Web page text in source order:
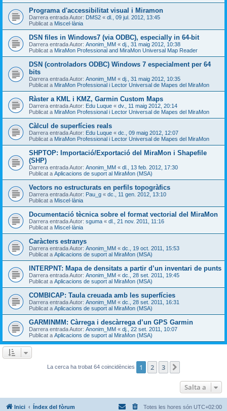
Programa d'accessibilitat visual i Miramon
Darrera entrada Autor: DMS2 « dl., 09 jul. 2012, 13:45
Publicat a Miscel·lània
DSN files in Windows7 (via ODBC), especially in 64-bit
Darrera entrada Autor: Anonim_MM « dj., 31 maig 2012, 10:38
Publicat a MiraMon Professional and MiraMon Universal Map Reader
DSN (controladors ODBC) Windows 7 especialment per 64
bits
Darrera entrada Autor: Anonim_MM « dj., 31 maig 2012, 10:35
Publicat a MiraMon Professional i Lector Universal de Mapes del MiraMon
Ràster a KML i KMZ, Garmin Custom Maps
Darrera entrada Autor: Edu Luque « dv., 11 maig 2012, 20:14
Publicat a MiraMon Professional i Lector Universal de Mapes del MiraMon
Càlcul de superfícies reals
Darrera entrada Autor: Edu Luque « dc., 09 maig 2012, 12:07
Publicat a MiraMon Professional i Lector Universal de Mapes del MiraMon
SHPTOP: Importació/Exportació del MiraMon i Shapefile
(SHP)
Darrera entrada Autor: Anonim_MM « dl., 13 feb. 2012, 17:30
Publicat a Aplicacions de suport al MiraMon (MSA)
Vectors no estructurats en perfils topogràfics
Darrera entrada Autor: Pau_g « dc., 11 gen. 2012, 13:10
Publicat a Miscel·lània
Documentació tècnica sobre el format vectorial del MiraMon
Darrera entrada Autor: sguma « dl., 21 nov. 2011, 11:16
Publicat a Miscel·lània
Caràcters estranys
Darrera entrada Autor: Anonim_MM « dc., 19 oct. 2011, 15:53
Publicat a Aplicacions de suport al MiraMon (MSA)
INTERPNT: Mapa de densitats a partir d’un inventari de punts
Darrera entrada Autor: Anonim_MM « dc., 28 set. 2011, 19:45
Publicat a Aplicacions de suport al MiraMon (MSA)
COMBICAP: Taula creuada amb les superfícies
Darrera entrada Autor: Anonim_MM « dc., 28 set. 2011, 16:31
Publicat a Aplicacions de suport al MiraMon (MSA)
GARMINMM: Càrrega i descàrrega d’un GPS Garmin
Darrera entrada Autor: Anonim_MM « dj., 22 set. 2011, 10:07
Publicat a Aplicacions de suport al MiraMon (MSA)
La cerca ha trobat 64 coincidències 1 2 3
Salta a
Inici Índex del fòrum Totes les hores són UTC+02:00